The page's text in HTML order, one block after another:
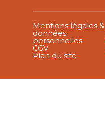
Mentions légales &
données
personnelles
CGV
Plan du site